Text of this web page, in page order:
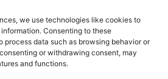
we use technologies like cookies to
Consenting to these
process data such as browsing behavior or
or withdrawing consent, may
and functions.
19695136
737 964 783